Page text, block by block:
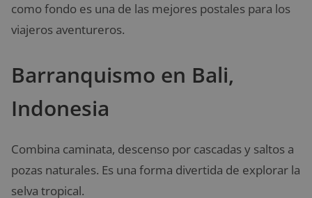
como fondo es una de las mejores postales para los
viajeros aventureros.
Barranquismo en Bali,
Indonesia
Combina caminata, descenso por cascadas y saltos a
pozas naturales. Es una forma divertida de explorar la
selva tropical.